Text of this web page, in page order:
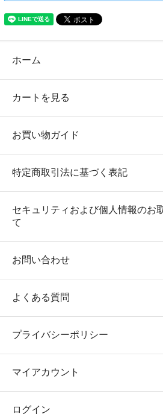
ホーム
カートを見る
お買い物ガイド
特定商取引法に基づく表記
セキュリティおよび個人情報のお
て
お問い合わせ
よくある質問
プライバシーポリシー
マイアカウント
ログイン